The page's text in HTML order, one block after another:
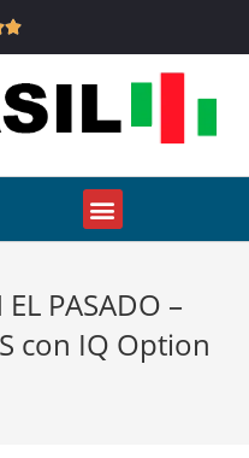

PASADO –
con IQ Option